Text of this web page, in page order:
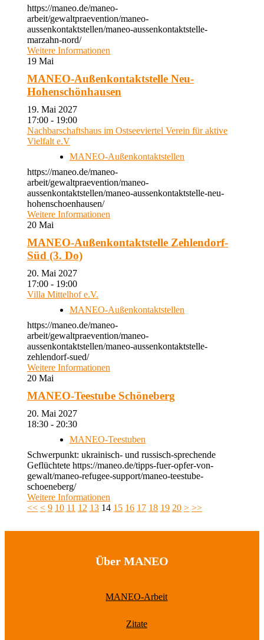
https://maneo.de/maneo-
arbeit/gewaltpraevention/maneo-
aussenkontaktstellen/maneo-aussenkontaktstelle-
marzahn-nord/
Weitere Informationen
19 Mai
MANEO-Außenkontaktstelle Neu-
Hohenschönhausen
19. Mai 2027
17:00 - 19:00
Nachbarschaftshaus im Ostseeviertel Verein für aktive
Vielfalt e.V
MANEO-Außenkontaktstellen
https://maneo.de/maneo-
arbeit/gewaltpraevention/maneo-
aussenkontaktstellen/maneo-aussenkontaktstelle-neu-
hohenschoenhausen/
Weitere Informationen
20 Mai
MANEO-Außenkontaktstelle Zehlendorf-
Süd (3. Do)
20. Mai 2027
17:00 - 19:00
Villa Mittelhof e.V.
MANEO-Außenkontaktstellen
https://maneo.de/maneo-
arbeit/gewaltpraevention/maneo-
aussenkontaktstellen/maneo-aussenkontaktstelle-
zehlendorf-sued/
Weitere Informationen
20 Mai
MANEO-Teestube Schöneberg
20. Mai 2027
18:30 - 20:30
MANEO-Teestuben
Schwerpunkt: ukrainisch- und russisch-sprechende
Geflüchtete https://maneo.de/tipps-fuer-opfer-von-
gewalt/maneo-refugee-support/maneo-teestube-
schoeneberg/
Weitere Informationen
<< < 9 10 11 12 13 14 15 16 17 18 19 20 > >>
Über MANEO
MANEO-Arbeit
Zitate